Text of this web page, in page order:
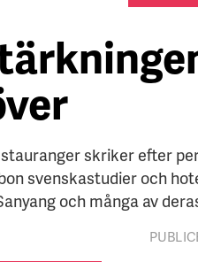
skriker efter
svenskastudier och
och många av